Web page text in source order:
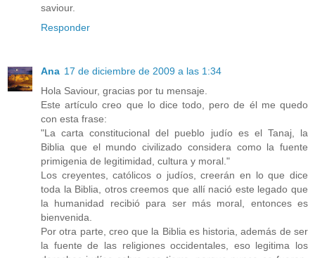
saviour.
Responder
Ana 17 de diciembre de 2009 a las 1:34
Hola Saviour, gracias por tu mensaje.
Este artículo creo que lo dice todo, pero de él me quedo
con esta frase:
"La carta constitucional del pueblo judío es el Tanaj, la
Biblia que el mundo civilizado considera como la fuente
primigenia de legitimidad, cultura y moral."
Los creyentes, católicos o judíos, creerán en lo que dice
toda la Biblia, otros creemos que allí nació este legado que
la humanidad recibió para ser más moral, entonces es
bienvenida.
Por otra parte, creo que la Biblia es historia, además de ser
la fuente de las religiones occidentales, eso legitima los